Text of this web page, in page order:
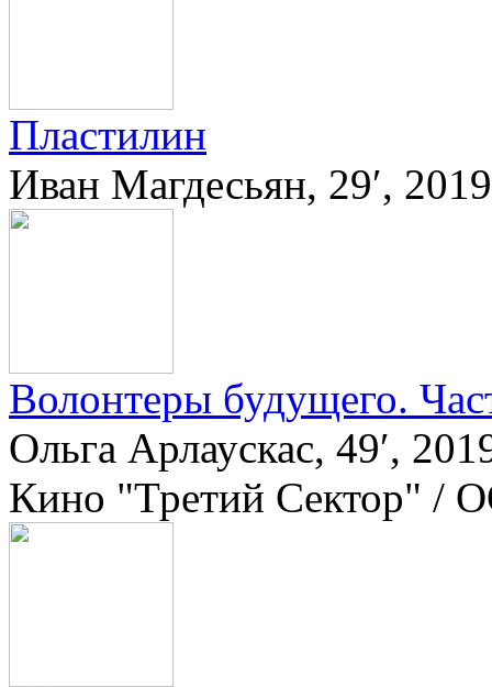
Пластилин
Иван Магдесьян, 29′,
Волонтеры будущего.
Ольга Арлаускас, 49′,
Кино "Третий Сектор" /